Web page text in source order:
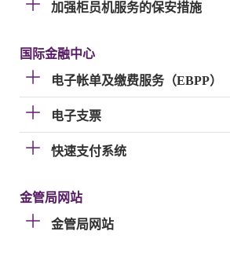
加强柜员机服务的保安措施
国际金融中心
电子帐单及缴费服务（EBPP）
电子支票
快速支付系统
金管局网站
金管局网站